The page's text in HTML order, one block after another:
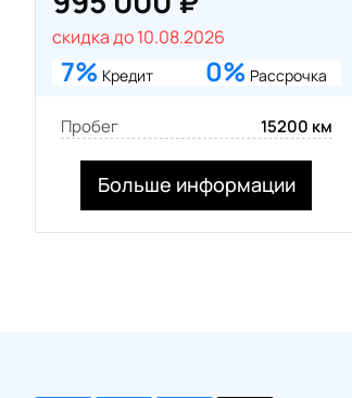
скидка до 10.08.2026
7% Кредит 0% Рассрочка
Пробег 15200 км
Больше информации